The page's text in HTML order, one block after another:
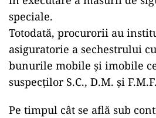
speciale.
Totodată, procurorii au
asiguratorie a sechestrului
bunurile mobile și imobile
suspecților S.C., D.M. și F.M.F.
Pe timpul cât se află sub